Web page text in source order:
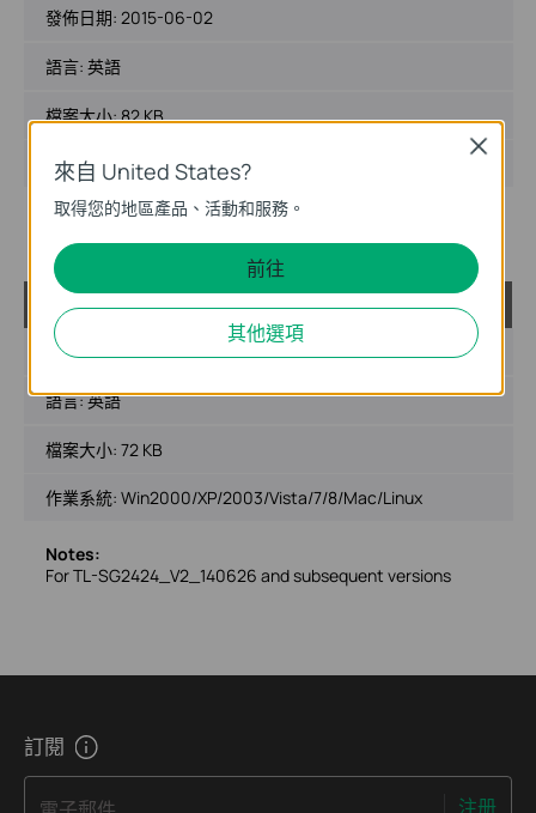
發佈日期: 2015-06-02
語言: 英語
檔案大小:82 KB
作業系統: Win2000/XP/2003/Vista/7/8/Mac/Linux
Notes:
For TL-SG2424_V2_150602
TL-SG2424_V2_MIBs_140626
發佈日期:
語言:英語
檔案大小: 72 KB
作業系統: Win2000/XP/2003/Vista/7/8/Mac/Linux
Notes:
For TL-SG2424_V2_140626 and subsequent versions
訂閱
注册
來自 United States?
取得您的地區產品、活動和服務。
前往
其他選項
Close